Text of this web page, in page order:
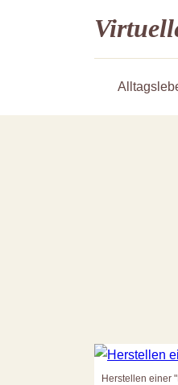
Herstellen einer